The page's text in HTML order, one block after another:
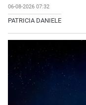
06-08-2026 07:32
PATRICIA DANIELE